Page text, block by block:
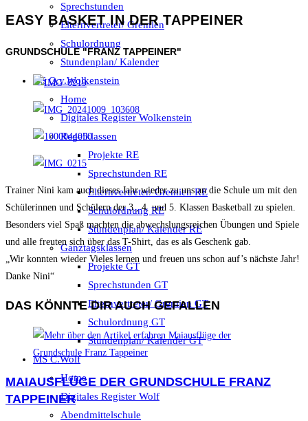
Sprechstunden
Elternvertreter/ Gremien
Schulordnung
Stundenplan/ Kalender
GS O.v.Wolkenstein
Home
Digitales Register Wolkenstein
Regelklassen
Projekte RE
Sprechstunden RE
Elternvertreter/ Gremien RE
Schulordnung RE
Stundenplan/ Kalender RE
Ganztagsklassen
Projekte GT
Sprechstunden GT
Elternvertreter/ Gremien GT
Schulordnung GT
Stundenplan/ Kalender GT
MS C.Wolf
Home
Digitales Register Wolf
Abendmittelschule
EASY BASKET IN DER TAPPEINER
GRUNDSCHULE "FRANZ TAPPEINER"
Trainer Nini kam auch dieses Jahr wieder zu uns an die Schule um mit den
Schülerinnen und Schülern der 3., 4. und 5. Klassen Basketball zu spielen.
Besonders viel Spaß machten die abwechslungsreichen Übungen und Spiele
und alle freuten sich über das T-Shirt, das es als Geschenk gab.
„Wir konnten wieder Vieles lernen und freuen uns schon auf’s nächste Jahr!
Danke Nini“
DAS KÖNNTE DIR AUCH GEFALLEN
MAIAUSFLÜGE DER GRUNDSCHULE FRANZ
TAPPEINER